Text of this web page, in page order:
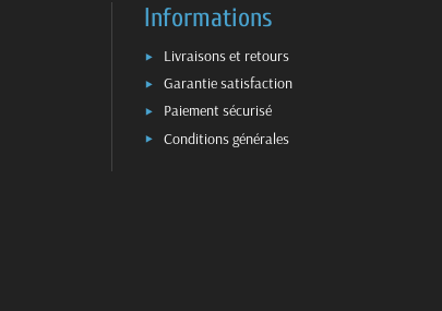
Informations
Livraisons et retours
Garantie satisfaction
Paiement sécurisé
Conditions générales